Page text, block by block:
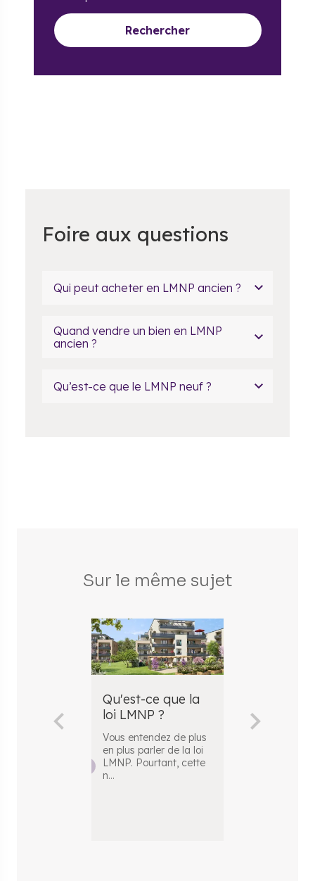
Rechercher
Foire aux questions
Qui peut acheter en LMNP ancien ?
Quand vendre un bien en LMNP
ancien ?
Qu’est-ce que le LMNP neuf ?
Sur le même sujet
Qu'est-ce que la
loi LMNP ?
Vous entendez de plus
en plus parler de la loi
LMNP. Pourtant, cette
n...
la plus-
LMNP ?